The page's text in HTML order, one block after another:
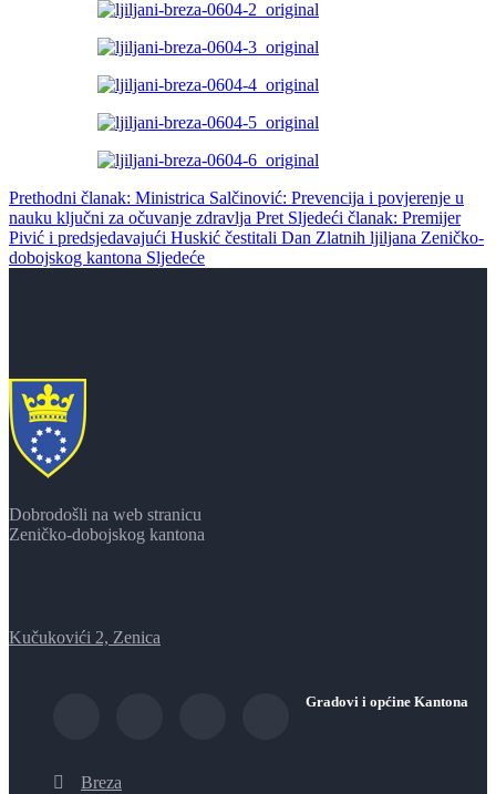
Prethodni članak: Ministrica Salčinović: Prevencija i povjerenje u
nauku ključni za očuvanje zdravlja Pret Sljedeći članak: Premijer
Pivić i predsjedavajući Huskić čestitali Dan Zlatnih ljiljana Zeničko-
dobojskog kantona Sljedeće
Dobrodošli na web stranicu
Zeničko-dobojskog kantona
Kučukovići 2, Zenica
Gradovi i općine Kantona
Breza